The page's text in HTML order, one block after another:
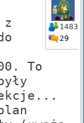
1483
29
z
To